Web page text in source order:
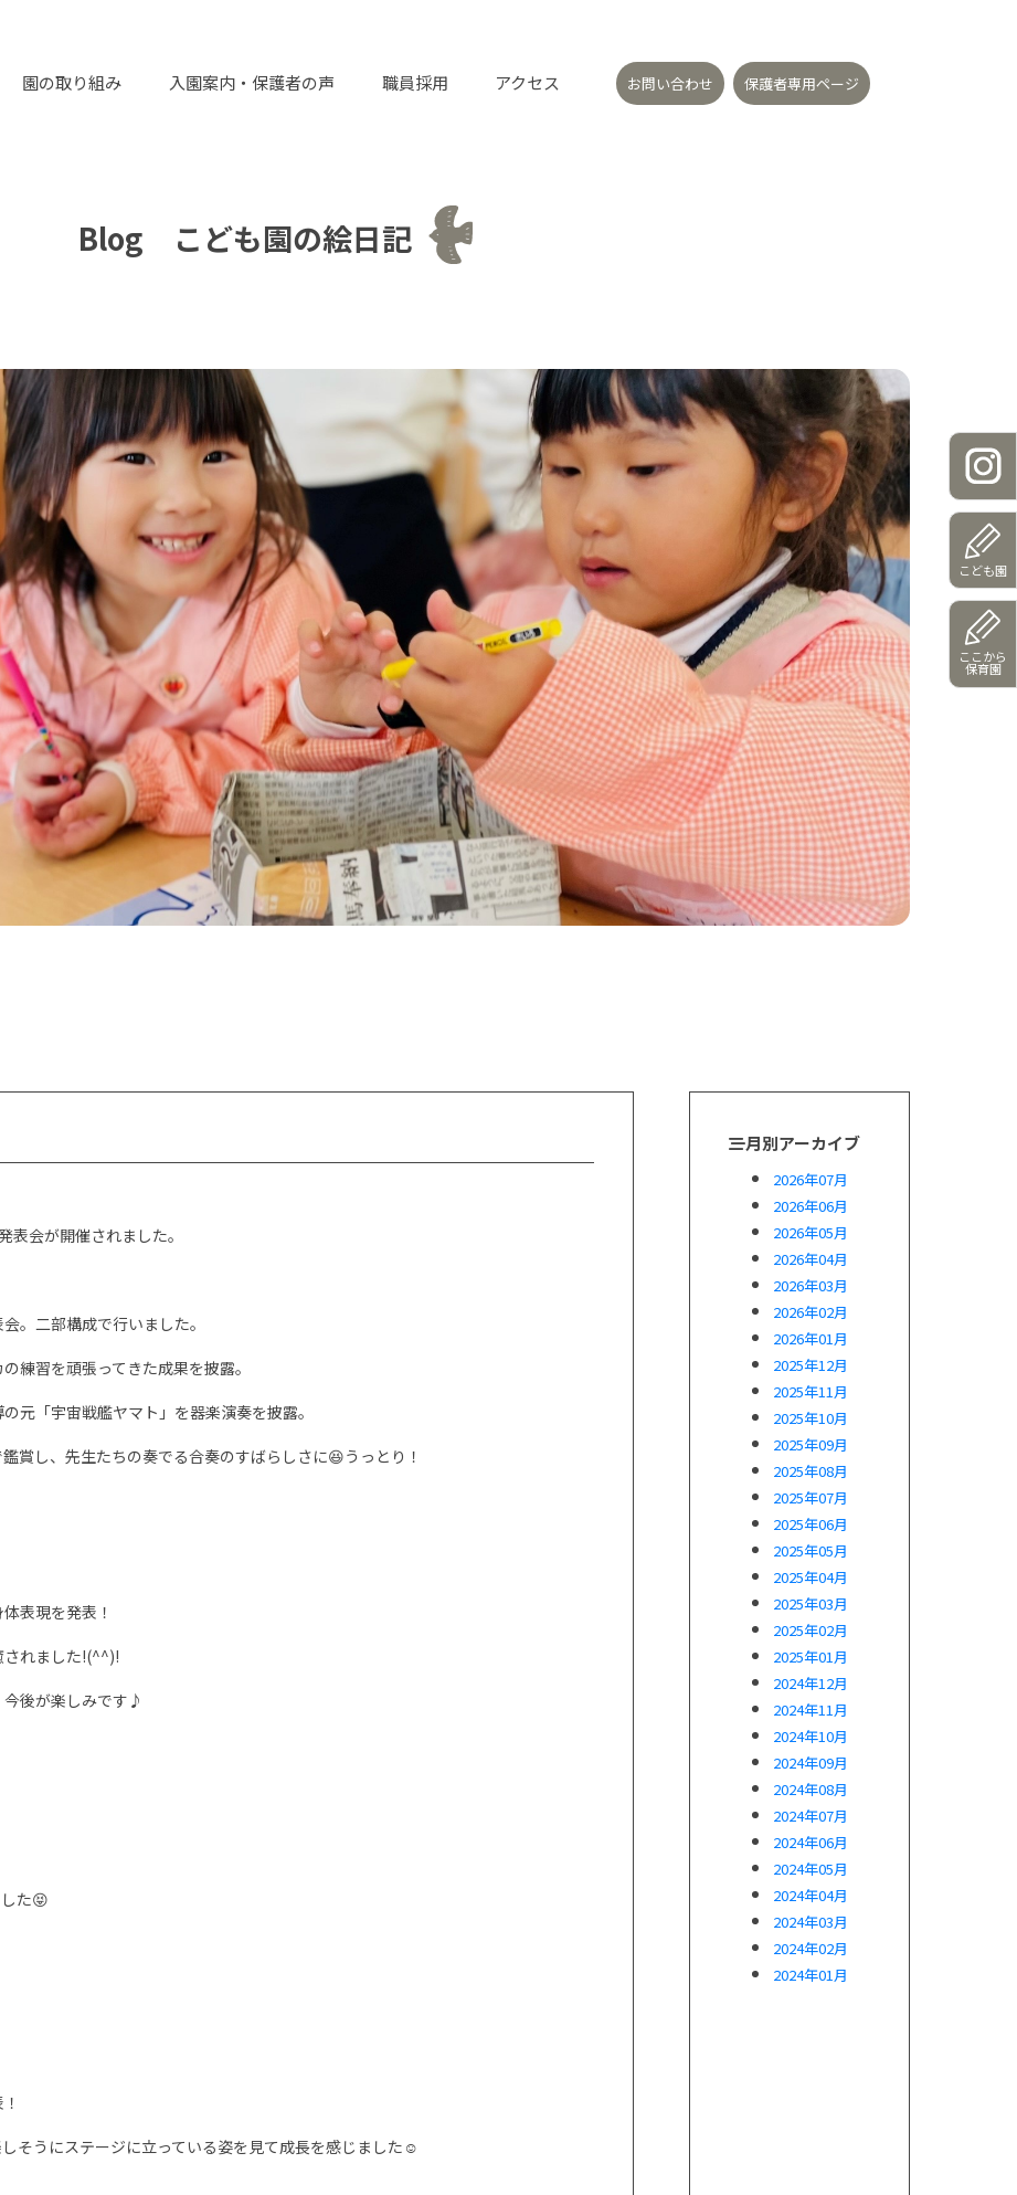
園の取り組み 入園案内・保護者の声 職員採用 アクセス お問い合わせ 保護者専用ページ
Blog こども園の絵日記
会が開催されました。
。二部構成で行いました。
習を頑張ってきた成果を披露。
元「宇宙戦艦ヤマト」を器楽演奏を披露。
賞し、先生たちの奏でる合奏のすばらしさに😆うっとり！
表現を発表！
されました!(^^)!
後が楽しみです♪
た😝
そうにステージに立っている姿を見て成長を感じました ☺️
月別アーカイブ
2026年07月
2026年06月
2026年05月
2026年04月
2026年03月
2026年02月
2026年01月
2025年12月
2025年11月
2025年10月
2025年09月
2025年08月
2025年07月
2025年06月
2025年05月
2025年04月
2025年03月
2025年02月
2025年01月
2024年12月
2024年11月
2024年10月
2024年09月
2024年08月
2024年07月
2024年06月
2024年05月
2024年04月
2024年03月
2024年02月
2024年01月
こども園
ここから
保育園